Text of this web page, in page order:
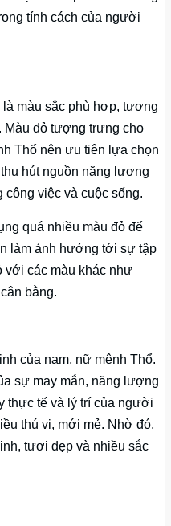
tính cách của người
màu sắc phù hợp, tương
đỏ tượng trưng cho
Thổ nên ưu tiên lựa chọn
hút nguồn năng lượng
công việc và cuộc sống.
quá nhiều màu đỏ để
làm ảnh hưởng tới sự tập
với các màu khác như
bằng.
của nam, nữ mệnh Thổ.
sự may mắn, năng lượng
thực tế và lý trí của người
thú vị, mới mẻ. Nhờ đó,
tươi đẹp và nhiều sắc